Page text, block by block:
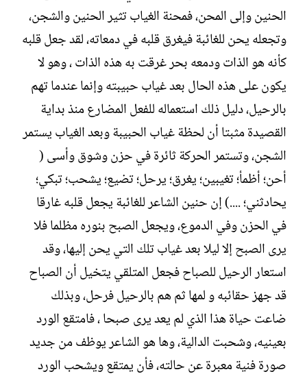
الحنين وإلى المحن، فمحنة الغياب تثير الحنين والشجن،
وتجعله يحن للغائبة فيغرق قلبه في دمعاته، لقد جعل قلبه
كأنه هو الذات ودمعه بحر غرقت به هذه الذات ، وهو لا
يكون على هذه الحال بعد غياب حبيبته وإنما عندما تهم
بالرحيل، دليل ذلك استعماله للفعل المضارع منذ بداية
القصيدة مثبتا أن لحظة غياب الحبيبة وبعد الغياب يستمر
الشجن، وتستمر الحركة ثائرة في حزن وشوق وأسى (
أحن؛ أظمأ؛ تغيبين؛ يغرق؛ يرحل؛ تضيع؛ يشحب؛ تبكي؛
يحادثني؛ ....) إن حنين الشاعر للغائبة يجعل قلبه غارقا
في الحزن وفي الدموع، ويجعل الصبح بنوره مظلما فلا
يرى الصبح إلا ليلا بعد غياب تلك التي يحن إليها، وقد
استعار الرحيل للصباح فجعل المتلقي يتخيل أن الصباح
قد جهز حقائبه و لمها ثم هم بالرحيل فرحل، وبذلك
ضاعت حياة هذا الذي لم يعد يرى صبحا ، فامتقع الورد
بعينيه، وشحبت الدالية، وها هو الشاعر يوظف من جديد
صورة فنية معبرة عن حالته، فأن يمتقع ويشحب الورد